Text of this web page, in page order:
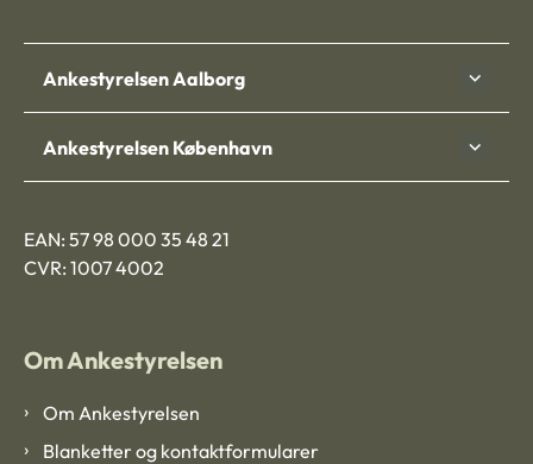
Ankestyrelsen Aalborg
Ankestyrelsen København
EAN: 57 98 000 35 48 21
CVR: 1007 4002
Om Ankestyrelsen
Om Ankestyrelsen
Blanketter og kontaktformularer